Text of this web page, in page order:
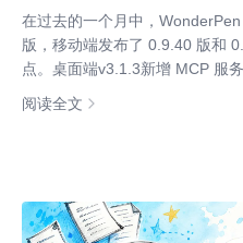
在过去的一个月中，
版，移动端发布了 0.9.40 版和
点。桌面端v3.1.3新增 MCP 服务
阅读全文